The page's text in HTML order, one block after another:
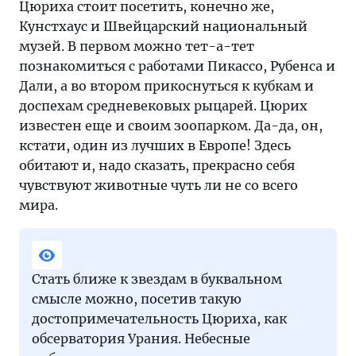
Цюриха стоит посетить, конечно же,
Кунстхаус и Швейцарский национальный
музей. В первом можно тет-а-тет
познакомиться с работами Пикассо, Рубенса и
Дали, а во втором прикоснуться к кубкам и
доспехам средневековых рыцарей. Цюрих
известен еще и своим зоопарком. Да-да, он,
кстати, один из лучших в Европе! Здесь
обитают и, надо сказать, прекрасно себя
чувствуют животные чуть ли не со всего
мира.
Стать ближе к звездам в буквальном
смысле можно, посетив такую
достопримечательность Цюриха, как
обсерватория Урания. Небесные